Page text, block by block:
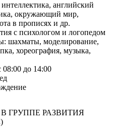
английский
окружающий мир,
в прописях и др.
с психологом и логопедом
шахматы, моделирование,
хореография, музыка,
08:00 до 14:00
ГРУППЕ РАЗВИТИЯ